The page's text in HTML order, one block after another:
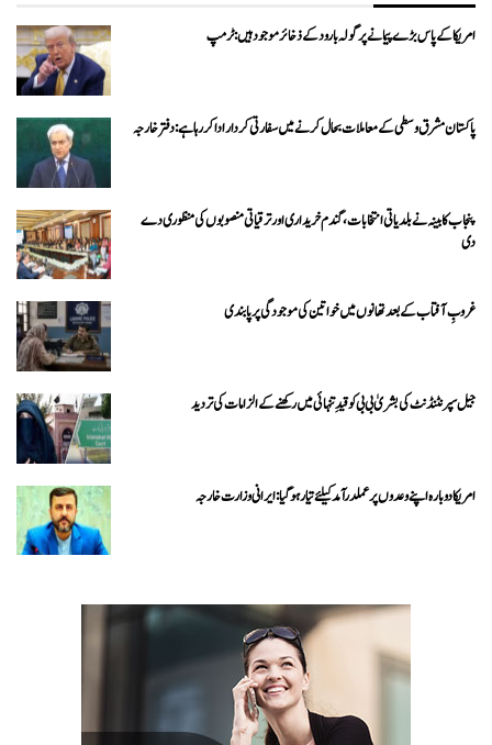
امریکا کے پاس بڑے پیمانے پر گولہ بارود کے ذخائر موجود ہیں: ٹرمپ
پاکستان مشرق وسطی کے معاملات بحال کرنے میں سفارتی کردار ادا کررہا ہے: دفتر خارجہ
پنجاب کابینہ نے بلدیاتی انتخابات، گندم خریداری اور ترقیاتی منصوبوں کی منظوری دے
دی
غروبِ آفتاب کے بعد تھانوں میں خواتین کی موجودگی پر پابندی
جیل سپرنٹنڈنٹ کی بشریٰ بی بی کو قیدِ تنہائی میں رکھنے کے الزامات کی تردید
امریکا دوبارہ اپنے وعدوں پر عملدرآمد کیلئے تیار ہو گیا: ایرانی وزارت خارجہ